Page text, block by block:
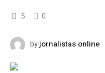
5 0
byjornalistas online